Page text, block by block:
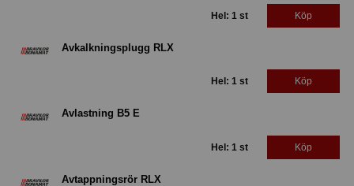
Hel: 1 st Köp
Avkalkningsplugg RLX
Hel: 1 st Köp
Avlastning B5 E
Hel: 1 st Köp
Avtappningsrör RLX